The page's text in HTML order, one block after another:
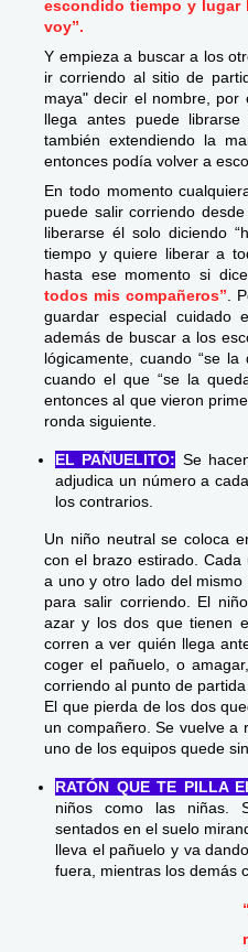
escondido tiempo y lugar
voy”.
Y empieza a buscar a los
ir corriendo al sitio de
maya" decir el nombre, por
llega antes puede
también extendiendo la
entonces podía volver a
En todo momento
puede salir corriendo
liberarse él solo diciendo
tiempo y quiere liberar a
hasta ese momento si dice
todos mis compañeros” .
guardar especial
además de buscar a los
lógicamente, cuando “se
cuando el que “se la
entonces al que vieron
ronda
EL PAÑUELITO: Se
adjudica un número a
los contrarios.
Un niño neutral se coloca
con el brazo estirado.
a uno y otro lado del
para salir corriendo. El
azar y los dos que tienen
corren a ver quién llega
coger el pañuelo, o
corriendo al punto de
El que pierda de los dos
un compañero. Se vuelve a
uno de los equipos quede
RATÓN QUE TE PILLA
niños como las niñas.
sentados en el suelo
lleva el pañuelo y va
fuera, mientras los demás